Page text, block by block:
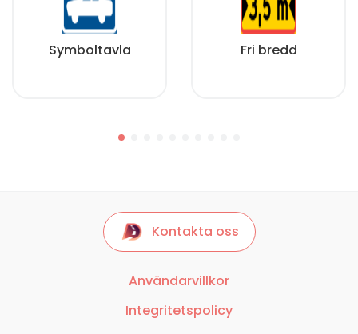
Symboltavla Fri bredd
Kontakta oss
Användarvillkor
Integritetspolicy